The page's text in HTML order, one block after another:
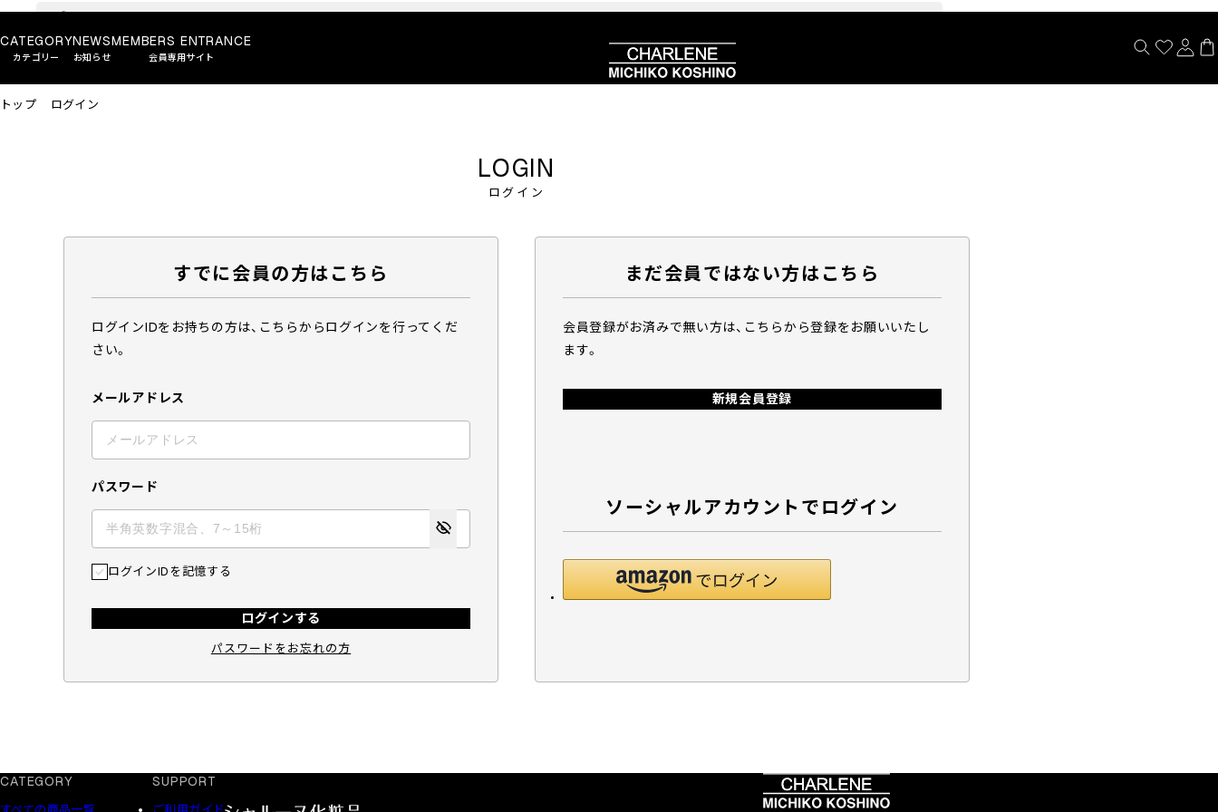
CATEGORY
カテゴリー
NEWS
お知らせ
MEMBERS ENTRANCE
会員専用サイト
トップ ログイン
ログイン
LOGIN
すでに会員の方はこちら
ログインIDをお持ちの方は、こちらからログインを行ってくだ
さい。
メールアドレス
パスワード
ログインIDを記憶する
ログインする
パスワードをお忘れの方
まだ会員ではない方はこちら
会員登録がお済みで無い方は、こちらから登録をお願いいたし
ます。
新規会員登録
ソーシャルアカウントでログイン
CATEGORY SUPPORT